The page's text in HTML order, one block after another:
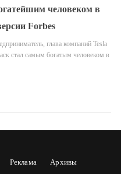
человеком в
Forbes
глава компаний Tesla
стал самым богатым человеком в
Реклама Архивы